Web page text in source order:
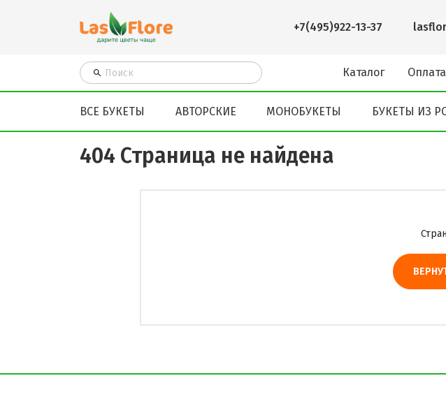
+7(495)922-13-37
Каталог Оплата
ВСЕ БУКЕТЫ АВТОРСКИЕ МОНОБУКЕТЫ БУКЕТЫ ИЗ
404 Страница не найдена